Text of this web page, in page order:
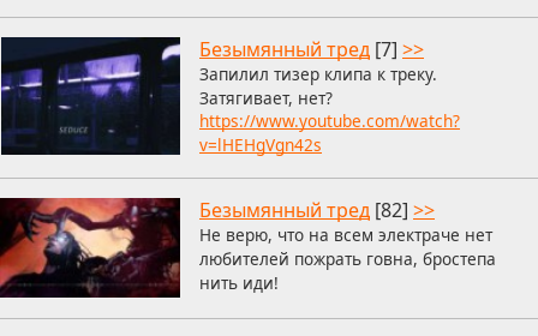
Безымянный тред [7] >>
Запилил тизер клипа к треку.
Затягивает, нет?
https://www.youtube.com/watch?
v=lHEHgVgn42s
Безымянный тред [82] >>
Не верю, что на всем электраче нет
любителей пожрать говна, бростепа
нить иди!